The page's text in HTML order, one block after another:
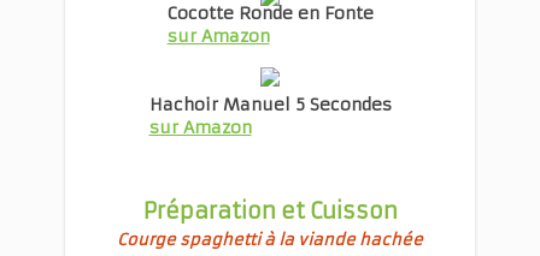
Cocotte Ronde en Fonte
sur Amazon
Hachoir Manuel 5 Secondes
sur Amazon
Préparation et Cuisson
Courge spaghetti à la viande hachée